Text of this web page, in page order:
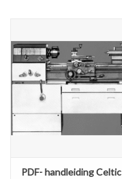
Alles om te Draaien |
Alles om te Zagen |
PDF- handleiding Celtic